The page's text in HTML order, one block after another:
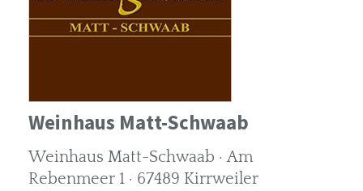
Weinhaus Matt-Schwaab
Weinhaus Matt-Schwaab · Am
Rebenmeer 1 · 67489 Kirrweiler